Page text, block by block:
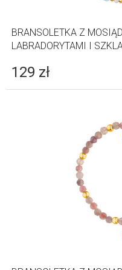
BRANSOLETKA Z
LABRADORYTAMI I
129 zł